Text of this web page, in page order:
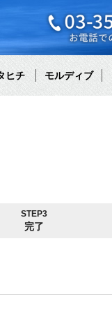
ヒチ モルディブ
STEP3
完了